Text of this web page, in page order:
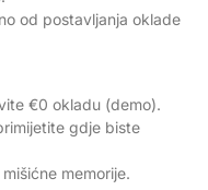
od postavljanja oklade
€0 okladu (demo).
gdje biste
memorije.